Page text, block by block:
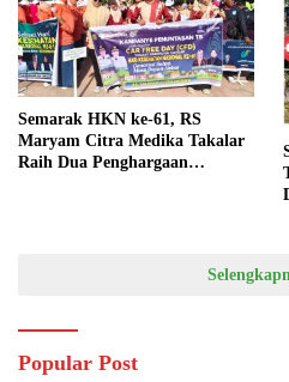
Semarak HKN ke-61, RS
Maryam Citra Medika Takalar
Raih Dua Penghargaan
Popular Post